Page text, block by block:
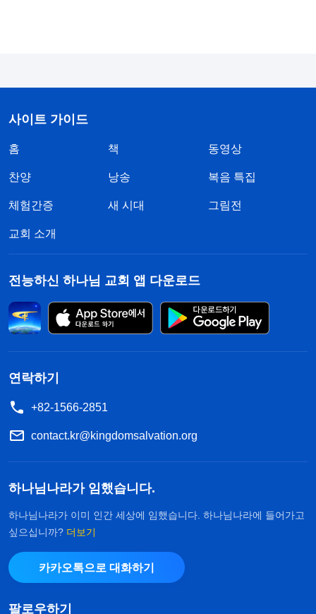
님이라고 증거하지 않으셨을까요? 왜 율법시대에 하
나님이 삼위일체의 하나님이라고 증거하는 사람이
통해 우리는 하나님의 영이든, 성령이든, 성부이든
성자이든 하나님은 삼위일체의 하나님이라고 증거한
적이 없었음을 확인할 수 있습니다. 성육신하신 예수
님이 사역을 마치시고 수백 년이 흐른 후 패괴된 인
류, 그리고 종교계가 삼위일체라는 그릇된 주장을 만
들어낸 거죠. 여기서 알 수 있듯이, 삼위일체라는 말
은 성립되지 않습니다. 순전히 사람의 관념과 상상에
서 나온 것으로 2천 년간 종교계가 주장해 온 가장 그
하고 해쳤는지 모릅니다.
고, 예수님 역시 여러 차례 기도하며 하늘에 계신 하
나님을 아버지라 부르신 건가요? 이건 어떻게 된 건
가요?” 이 질문에 대해, 전능하신 하나님은 어떻게 말
씀하시는지 함께 보도록 하죠. 전능하신 하나님께서
말씀하셨습니다. 『또 어떤 사람은 “하나님이 예수
님을 사랑하는 아들이라고 말씀하시지 않았습니
사이트 가이드
홈 책 동영상
찬양 낭송 복음 특집
체험간증 새 시대 그림전
교회 소개
전능하신 하나님 교회 앱 다운로드
연락하기
+82-1566-2851
contact.kr@kingdomsalvation.org
하나님나라가 임했습니다.
하나님나라가 이미 인간 세상에 임했습니다. 하나님나라에 들어가고
싶으십니까? 더보기
카카오톡으로 대화하기
팔로우하기